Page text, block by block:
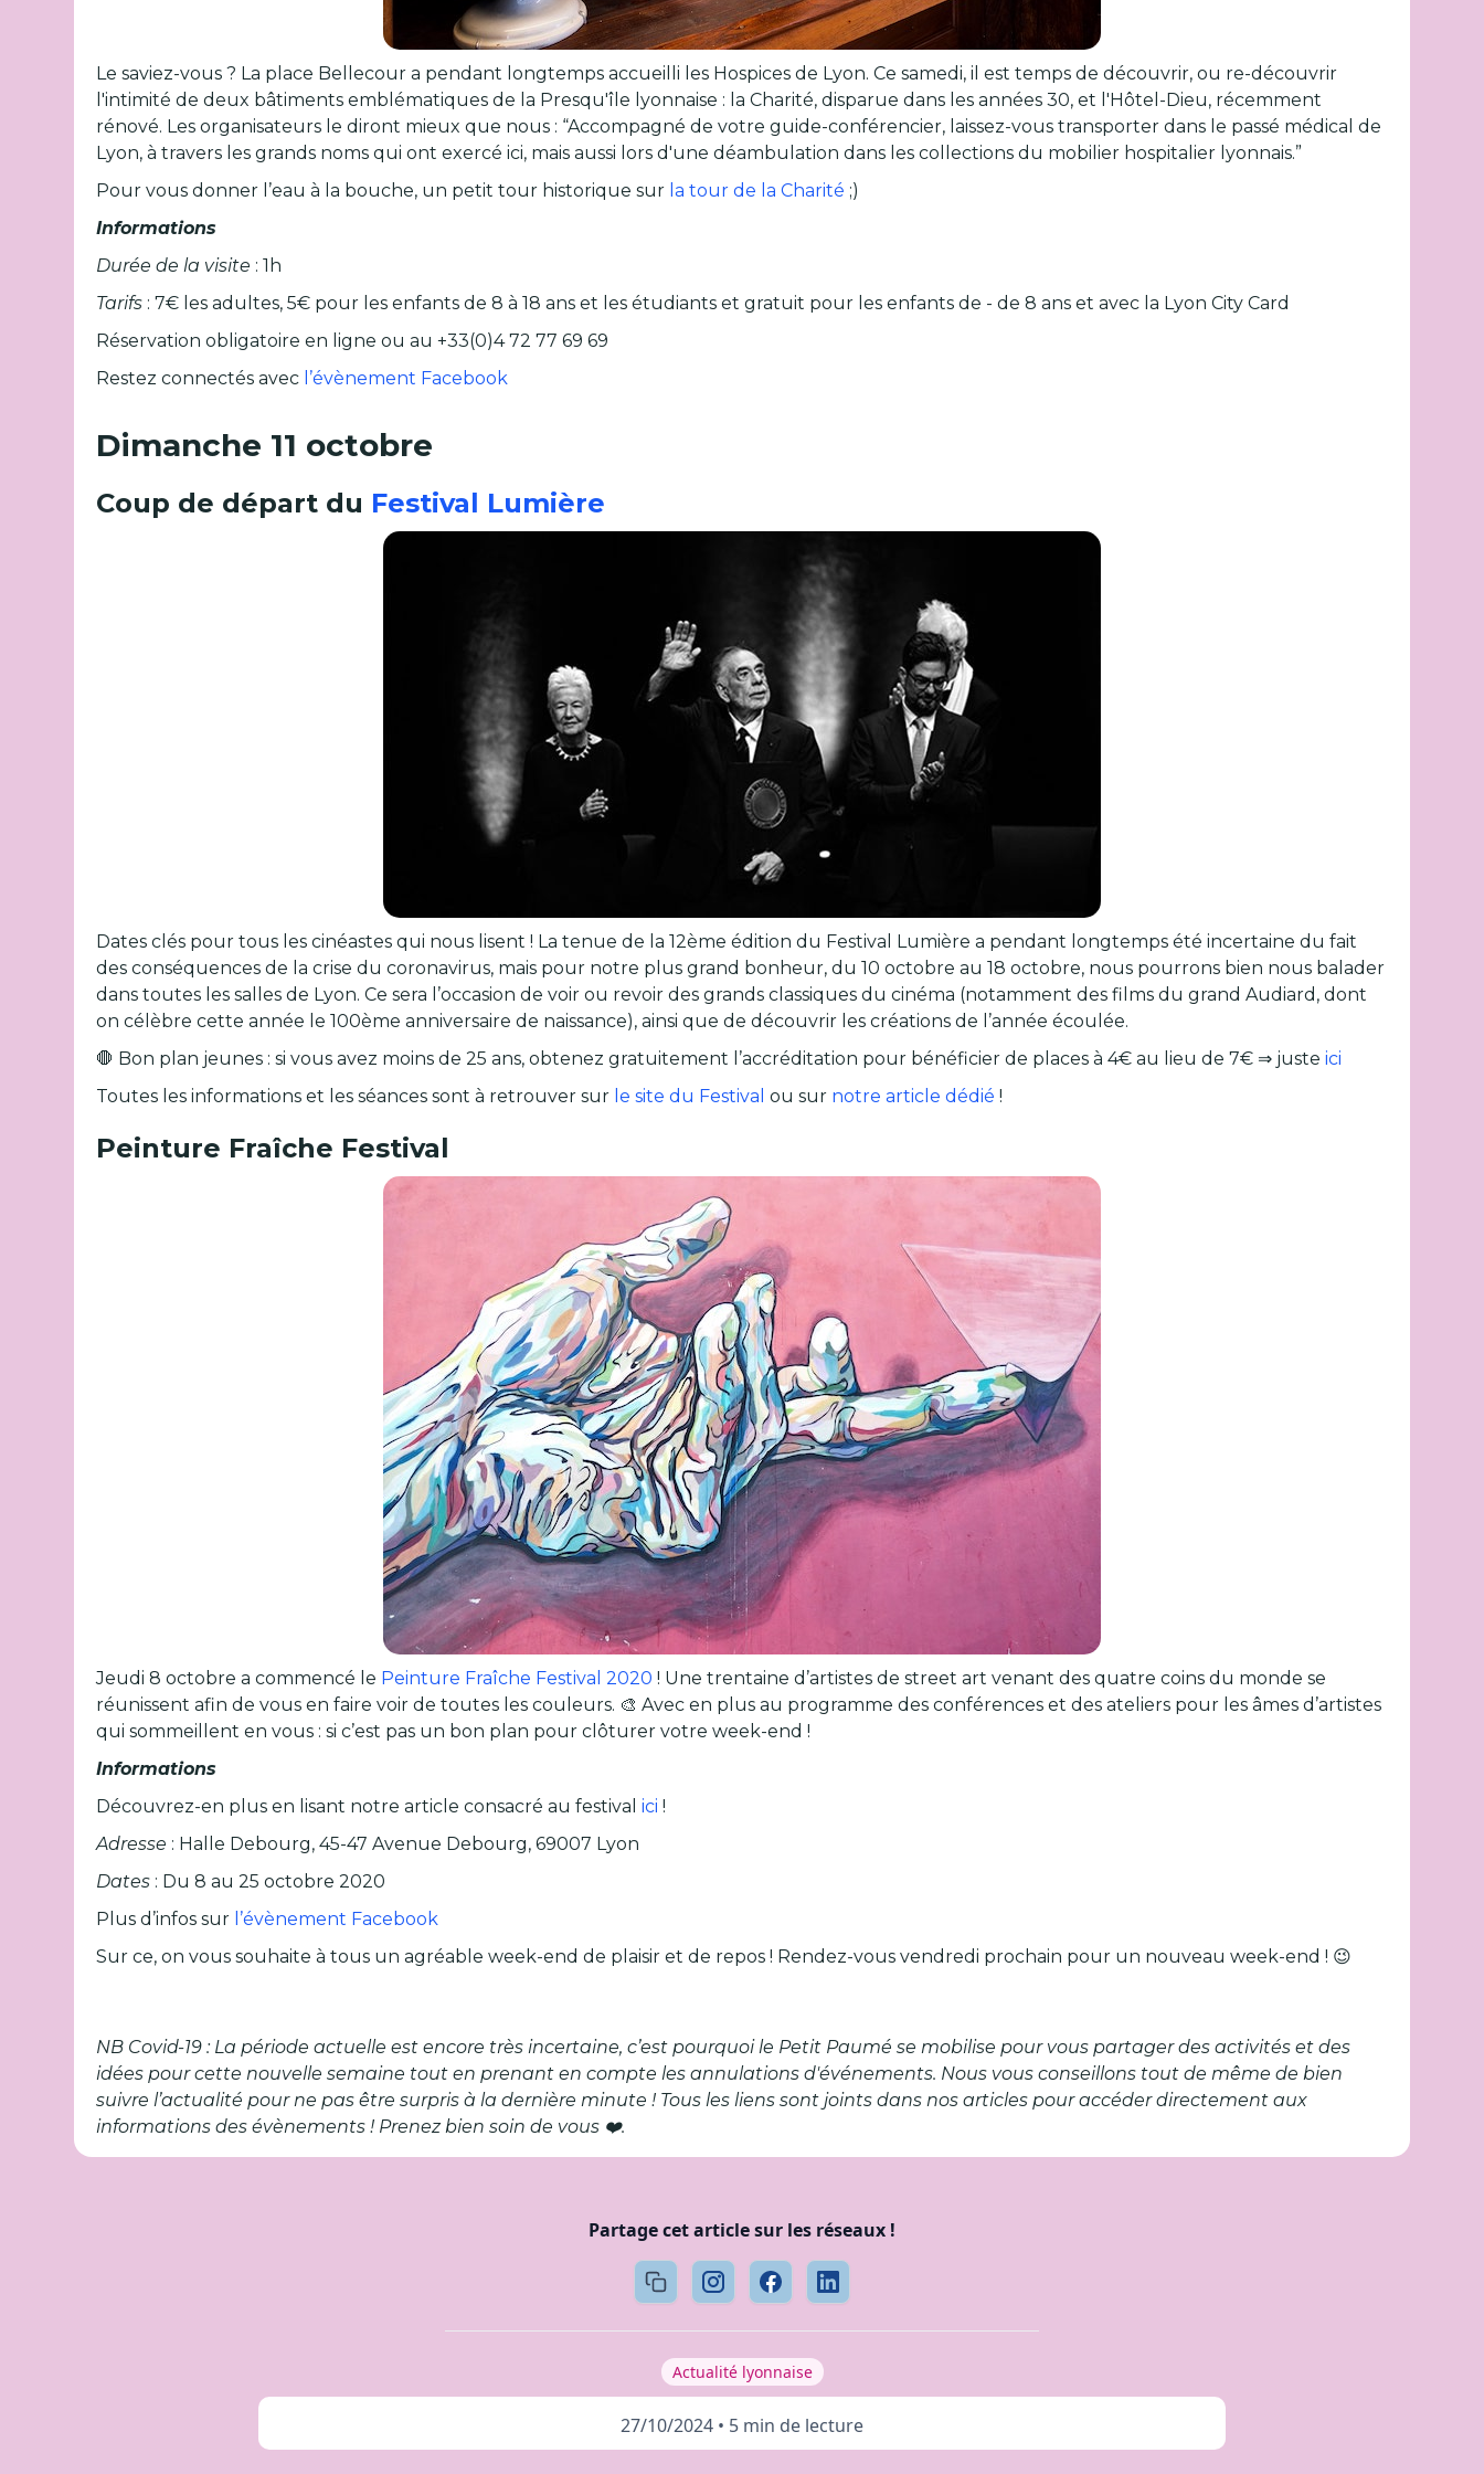
Le saviez-vous ? La place Bellecour a pendant longtemps accueilli les Hospices de Lyon. Ce samedi, il est temps de découvrir, ou re-découvrir
l'intimité de deux bâtiments emblématiques de la Presqu'île lyonnaise : la Charité, disparue dans les années 30, et l'Hôtel-Dieu, récemment
rénové. Les organisateurs le diront mieux que nous : “Accompagné de votre guide-conférencier, laissez-vous transporter dans le passé médical de
Lyon, à travers les grands noms qui ont exercé ici, mais aussi lors d'une déambulation dans les collections du mobilier hospitalier lyonnais.”
Pour vous donner l’eau à la bouche, un petit tour historique sur la tour de la Charité ;)
Informations
Durée de la visite : 1h
Tarifs : 7€ les adultes, 5€ pour les enfants de 8 à 18 ans et les étudiants et gratuit pour les enfants de - de 8 ans et avec la Lyon City Card
Réservation obligatoire en ligne ou au +33(0)4 72 77 69 69
Restez connectés avec l’évènement Facebook
Dimanche 11 octobre
Coup de départ du Festival Lumière
Dates clés pour tous les cinéastes qui nous lisent ! La tenue de la 12ème édition du Festival Lumière a pendant longtemps été incertaine du fait
des conséquences de la crise du coronavirus, mais pour notre plus grand bonheur, du 10 octobre au 18 octobre, nous pourrons bien nous balader
dans toutes les salles de Lyon. Ce sera l’occasion de voir ou revoir des grands classiques du cinéma (notamment des films du grand Audiard, dont
on célèbre cette année le 100ème anniversaire de naissance), ainsi que de découvrir les créations de l’année écoulée.
🛑 Bon plan jeunes : si vous avez moins de 25 ans, obtenez gratuitement l’accréditation pour bénéficier de places à 4€ au lieu de 7€ ⇒ justeici
Toutes les informations et les séances sont à retrouver sur le site du Festival ou sur notre article dédié !
Peinture Fraîche Festival
Jeudi 8 octobre a commencé le Peinture Fraîche Festival 2020 ! Une trentaine d’artistes de street art venant des quatre coins du monde se
réunissent afin de vous en faire voir de toutes les couleurs. 🎨 Avec en plus au programme des conférences et des ateliers pour les âmes d’artistes
qui sommeillent en vous : si c’est pas un bon plan pour clôturer votre week-end !
Informations
Découvrez-en plus en lisant notre article consacré au festivalici !
Adresse : Halle Debourg, 45-47 Avenue Debourg, 69007 Lyon
Dates : Du 8 au 25 octobre 2020
Plus d’infos sur l’évènement Facebook
Sur ce, on vous souhaite à tous un agréable week-end de plaisir et de repos ! Rendez-vous vendredi prochain pour un nouveau week-end ! 😉
NB Covid-19 : La période actuelle est encore très incertaine, c’est pourquoi le Petit Paumé se mobilise pour vous partager des activités et des
idées pour cette nouvelle semaine tout en prenant en compte les annulations d'événements. Nous vous conseillons tout de même de bien
suivre l’actualité pour ne pas être surpris à la dernière minute ! Tous les liens sont joints dans nos articles pour accéder directement aux
informations des évènements ! Prenez bien soin de vous ❤️.
Partage cet article sur les réseaux !
Actualité lyonnaise
27/10/2024 • 5 min de lecture